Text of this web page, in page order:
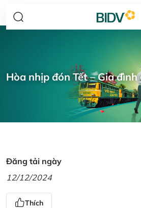
Hòa nhịp đón Tết – Gia
Đăng tải ngày
12/12/2024
Thích